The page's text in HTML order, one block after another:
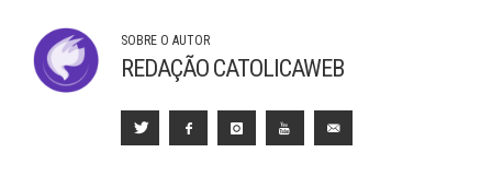
SOBRE O AUTOR
REDAÇÃO CATOLICAWEB